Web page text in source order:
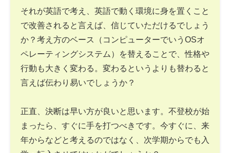
それが英語で考え、英語で動く環境に身を置くこと
で改善されると言えば、信じていただけるでしょう
か？考え方のベース（コンピューターでいうOSオ
ペレーティングシステム）を替えることで、性格や
行動も大きく変わる。変わるというよりも替わると
言えば伝わり易いでしょうか？
正直、決断は早い方が良いと思います。不登校が始
まったら、すぐに手を打つべきです。今すぐに、来
年からなどと考えるのではなく、次学期からでも入